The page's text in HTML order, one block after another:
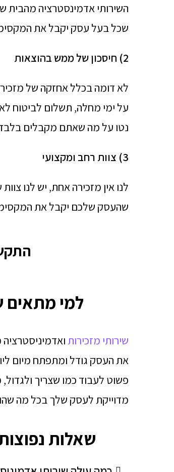
השירותי אדמינסטרציה מהבית
שכל בעל עסק יקבל את
2) חיסכון של ממש בהוצאות
לא דומה בכלל אחזקה של
על ימי מחלה, תשלום לביטוח
נטו על מה שאתם מקבלים
3) צוות רחב ומקצועי
לנו אין מזכירה אחת, יש לנו
שהעסק שלכם יקבל את
למי מתאים
שירותי מזכירות
את העסק גודל ומתפתח מיום
פשוט לעבוד כמו שצריך
מדוייקת לעסק שלך בכל מה
שאלות